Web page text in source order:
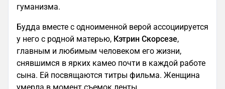
гуманизма.
Будда вместе с одноименной верой ассоциируется
у него с родной матерью, Кэтрин Скорсезе,
главным и любимым человеком его жизни,
снявшимся в ярких камео почти в каждой работе
сына. Ей посвящаются титры фильма. Женщина
умерла в момент съемок ленты.